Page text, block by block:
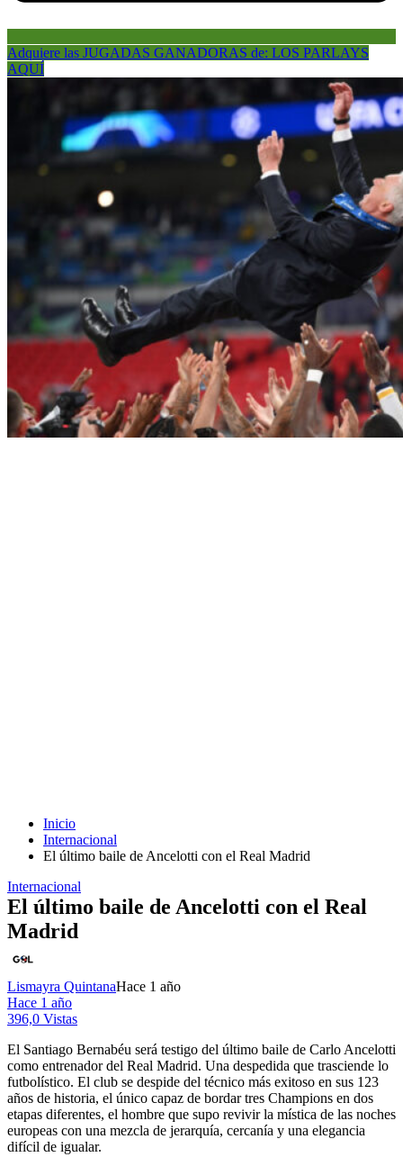
Adquiere las JUGADAS GANADORAS de: LOS PARLAYS
AQUÍ
Inicio
Internacional
El último baile de Ancelotti con el Real Madrid
Internacional
El último baile de Ancelotti con el Real
Madrid
Lismayra QuintanaHace 1 año
Hace 1 año
396,0 Vistas
El Santiago Bernabéu será testigo del último baile de Carlo Ancelotti
como entrenador del Real Madrid. Una despedida que trasciende lo
futbolístico. El club se despide del técnico más exitoso en sus 123
años de historia, el único capaz de bordar tres Champions en dos
etapas diferentes, el hombre que supo revivir la mística de las noches
europeas con una mezcla de jerarquía, cercanía y una elegancia
difícil de igualar.